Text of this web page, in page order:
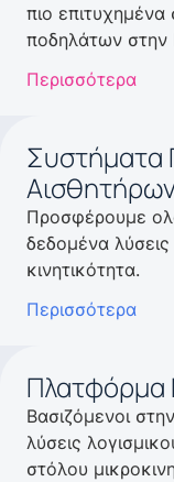
πιο
ποδηλάτων στην
Περισσότερα
Συστήματα
Προσφέρουμε
δεδομένα
κινητικότητα.
Περισσότερα
Πλατφόρμα
Βασιζόμενοι
λύσεις
στόλου